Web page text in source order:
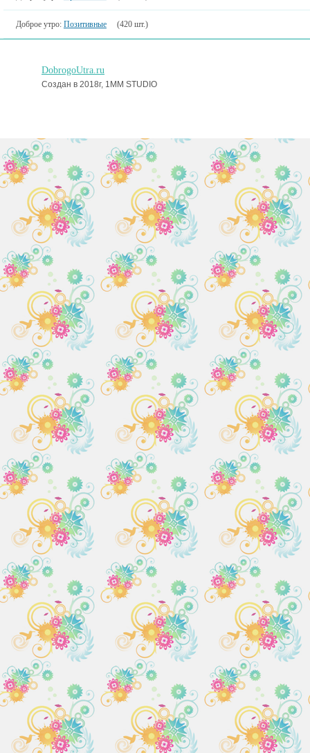
Доброе утро: Позитивные (420 шт.)
DobrogoUtra.ru
Создан в 2018г, 1MM STUDIO